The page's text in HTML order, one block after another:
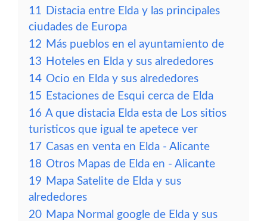
11 Distacia entre Elda y las principales
ciudades de Europa
12 Más pueblos en el ayuntamiento de
13 Hoteles en Elda y sus alrededores
14 Ocio en Elda y sus alrededores
15 Estaciones de Esqui cerca de Elda
16 A que distacia Elda esta de Los sitios
turisticos que igual te apetece ver
17 Casas en venta en Elda - Alicante
18 Otros Mapas de Elda en - Alicante
19 Mapa Satelite de Elda y sus
alrededores
20 Mapa Normal google de Elda y sus